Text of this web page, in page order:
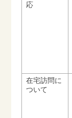
応
在宅訪問に
ついて